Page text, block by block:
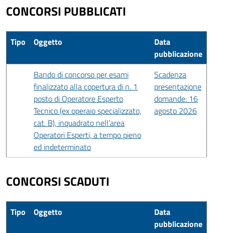
CONCORSI PUBBLICATI
Tipo Oggetto
Data
pubblicazione
Bando di concorso per esami
finalizzato alla copertura di n. 1
posto di Operatore Esperto
Tecnico (ex operaio specializzato,
cat. B), inquadrato nell’area
Operatori Esperti, a tempo pieno
ed indeterminato
Scadenza
presentazione
domande: 16
agosto 2026
CONCORSI SCADUTI
Tipo Oggetto
Data
pubblicazione